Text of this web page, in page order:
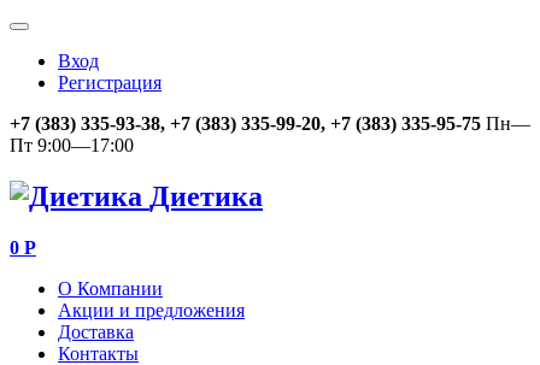
Вход
Регистрация
+7 (383) 335-93-38, +7 (383) 335-99-20, +7 (383) 335-95-75 Пн—
Пт 9:00—17:00
Диетика
0 Р
О Компании
Акции и предложения
Доставка
Контакты